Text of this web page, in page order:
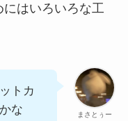
はいろいろな工
まさとぅー
トカ
な